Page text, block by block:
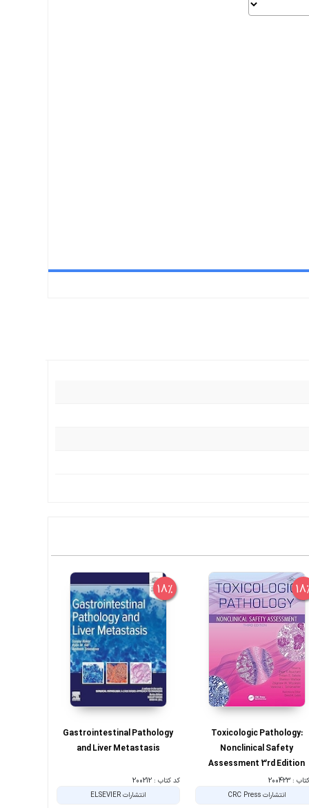
Toxicologic Pathology:
Nonclinical Safety
Assessment 3rd Edition
: 200423
انتشارات CRC Press
18%
Gastrointestinal Pathology
and Liver Metastasis
کد کتاب : 200212
انتشارات ELSEVIER